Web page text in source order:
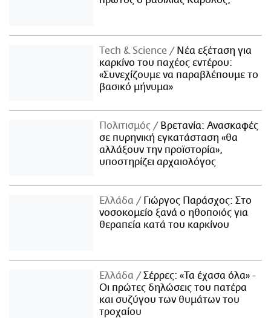
Τech & Science
Νέα εξέταση για
καρκίνο του παχέος εντέρου:
«Συνεχίζουμε να παραβλέπουμε το
βασικό μήνυμα»
Πολιτισμός
Βρετανία: Ανασκαφές
σε πυρηνική εγκατάσταση «θα
αλλάξουν την προϊστορία»,
υποστηρίζει αρχαιολόγος
Ελλάδα
Γιώργος Παράσχος: Στο
νοσοκομείο ξανά ο ηθοποιός για
θεραπεία κατά του καρκίνου
Ελλάδα
Σέρρες: «Τα έχασα όλα» -
Οι πρώτες δηλώσεις του πατέρα
και συζύγου των θυμάτων του
τροχαίου